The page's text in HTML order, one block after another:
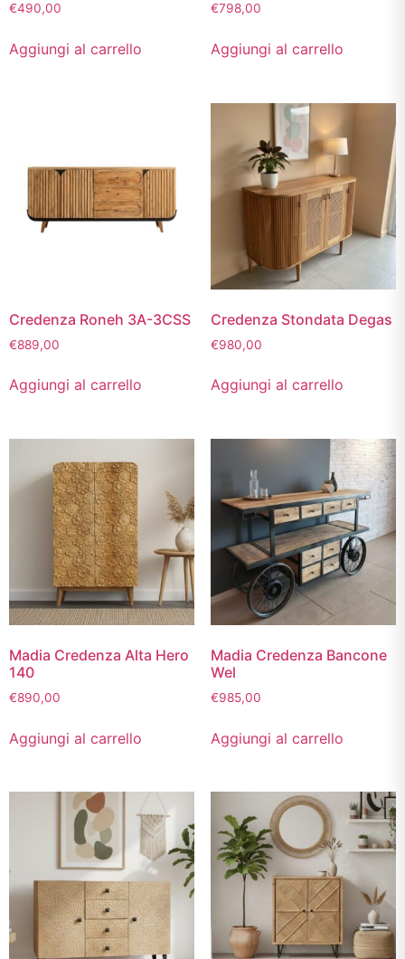
€490,00
Aggiungi al carrello
€798,00
Aggiungi al carrello
Credenza Roneh 3A-3CSS
€889,00
Aggiungi al carrello
Credenza Stondata Degas
€980,00
Aggiungi al carrello
Madia Credenza Alta Hero
140
€890,00
Aggiungi al carrello
Madia Credenza Bancone
Wel
€985,00
Aggiungi al carrello